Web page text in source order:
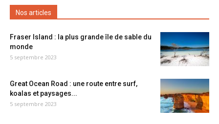
Nos articles
Fraser Island : la plus grande île de sable du
monde
5 septembre 2023
Great Ocean Road : une route entre surf,
koalas et paysages...
5 septembre 2023